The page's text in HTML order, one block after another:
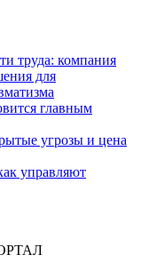
труда: компания
для
главным
угрозы и цена
управляют